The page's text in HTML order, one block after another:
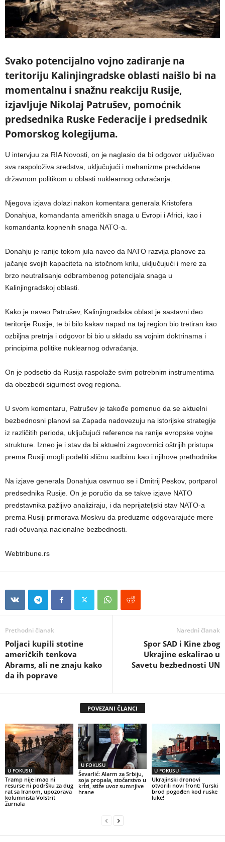
Svako potencijalno vojno zadiranje na
teritoriju Kalinjingradske oblasti naišlo bi na
momentalnu i snažnu reakciju Rusije,
izjavljuje Nikolaj Patrušev, pomoćnik
predsednika Ruske Federacije i predsednik
Pomorskog kolegijuma.
U intervjuu za RIA Novosti, on je naglasio da bi odgovor uključivao
sva raspoloživa sredstva, uključujući i mehanizme predviđene
državnom politikom u oblasti nuklearnog odvraćanja.
Njegova izjava dolazi nakon komentara generala Kristofera
Donahjua, komandanta američkih snaga u Evropi i Africi, kao i
komandanta kopnenih snaga NATO-a.
Donahju je ranije tokom jula naveo da NATO razvija planove za
jačanje svojih kapaciteta na istočnom krilu, uključujući i mere za
brzo neutralisanje odbrambenog potencijala snaga u
Kalinjingradskoj oblasti.
Kako je naveo Patrušev, Kalinjingradska oblast je sastavni deo
teritorije Rusije, te bi bilo kakav napad na taj region bio tretiran kao
ozbiljna pretnja i odgovor bi bio u skladu sa vojnim doktrinama i
principima politike nuklearnog odvraćanja.
On je podsetio da Rusija raspolaže svim potrebnim instrumentima
da obezbedi sigurnost ovog regiona.
U svom komentaru, Patrušev je takođe pomenuo da se aktuelni
bezbednosni planovi sa Zapada nadovezuju na istorijske strategije
iz različitih perioda, uključujući reference na ranije evropske vojne
strukture. Izneo je i stav da bi aktuelni zagovornici oštrijih pristupa
prema Rusiji mogli podeliti sličnu sudbinu kao i njihove prethodnike.
Na izjave generala Donahjua osvrnuo se i Dmitrij Peskov, portparol
predsednika Rusije. On je poručio da se takve izjave NATO
predstavnika pažljivo analiziraju, i da neprijateljski stav NATO-a
prema Rusiji primorava Moskvu da preduzme odgovarajuće mere
radi očuvanja nacionalne bezbednosti.
Webtribune.rs
Prethodni članak
Poljaci kupili stotine
američkih tenkova
Abrams, ali ne znaju kako
da ih poprave
Naredni članak
Spor SAD i Kine zbog
Ukrajine eskalirao u
Savetu bezbednosti UN
POVEZANI ČLANCI
U FOKUSU
Tramp nije imao ni
resurse ni podršku za dug
rat sa Iranom, upozorava
kolumnista Volstrit
žurnala
U FOKUSU
Ševarlić: Alarm za Srbiju,
soja propala, stočarstvo u
krizi, stiže uvoz sumnjive
hrane
U FOKUSU
Ukrajinski dronovi
otvorili novi front: Turski
brod pogođen kod ruske
luke!